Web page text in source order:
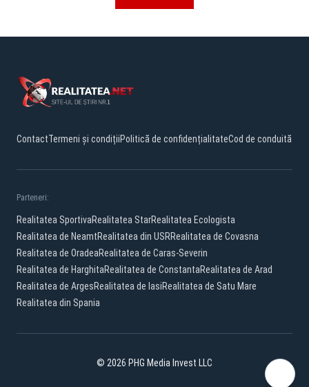
ContactTermeni și condițiiPolitică de confidențialitateCod de conduită
Parteneri:
Realitatea SportivaRealitatea StarRealitatea Ecologista
Realitatea de NeamtRealitatea din USRRealitatea de Covasna
Realitatea de OradeaRealitatea de Caras-Severin
Realitatea de HarghitaRealitatea de ConstantaRealitatea de Arad
Realitatea de ArgesRealitatea de IasiRealitatea de Satu Mare
Realitatea din Spania
© 2026 PHG Media Invest LLC